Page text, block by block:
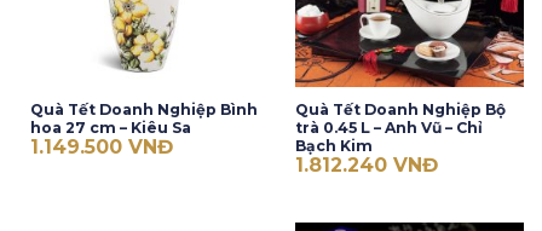
Quà Tết Doanh Nghiệp Bình
hoa 27 cm – Kiêu Sa
1.149.500 VNĐ
Quà Tết Doanh Nghiệp Bộ
trà 0.45 L – Anh Vũ – Chỉ
Bạch Kim
1.812.240 VNĐ